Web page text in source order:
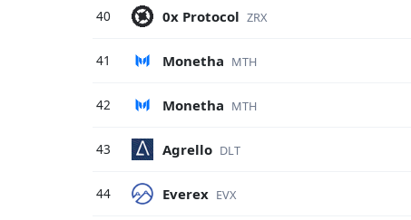
40 0x Protocol ZRX
41 Monetha MTH
42 Monetha MTH
43 Agrello DLT
44 Everex EVX